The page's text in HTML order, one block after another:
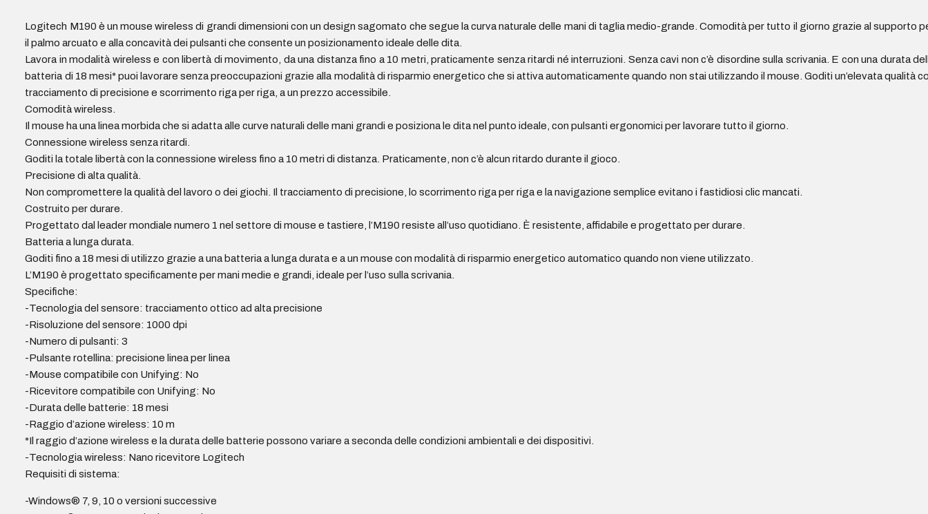
Logitech M190 è un mouse wireless di grandi dimensioni con un design sagomato che segue la curva naturale delle mani di taglia medio-grande. Comodità per tutto il giorno grazie al supporto
il palmo arcuato e alla concavità dei pulsanti che consente un posizionamento ideale delle dita.
Lavora in modalità wireless e con libertà di movimento, da una distanza fino a 10 metri, praticamente senza ritardi né interruzioni. Senza cavi non c’è disordine sulla scrivania. E con una durata
batteria di 18 mesi* puoi lavorare senza preoccupazioni grazie alla modalità di risparmio energetico che si attiva automaticamente quando non stai utilizzando il mouse. Goditi un’elevata qualità
tracciamento di precisione e scorrimento riga per riga, a un prezzo accessibile.
Comodità wireless.
Il mouse ha una linea morbida che si adatta alle curve naturali delle mani grandi e posiziona le dita nel punto ideale, con pulsanti ergonomici per lavorare tutto il giorno.
Connessione wireless senza ritardi.
Goditi la totale libertà con la connessione wireless fino a 10 metri di distanza. Praticamente, non c’è alcun ritardo durante il gioco.
Precisione di alta qualità.
Non compromettere la qualità del lavoro o dei giochi. Il tracciamento di precisione, lo scorrimento riga per riga e la navigazione semplice evitano i fastidiosi clic mancati.
Costruito per durare.
Progettato dal leader mondiale numero 1 nel settore di mouse e tastiere, l’M190 resiste all’uso quotidiano. È resistente, affidabile e progettato per durare.
Batteria a lunga durata.
Goditi fino a 18 mesi di utilizzo grazie a una batteria a lunga durata e a un mouse con modalità di risparmio energetico automatico quando non viene utilizzato.
L’M190 è progettato specificamente per mani medie e grandi, ideale per l’uso sulla scrivania.
Specifiche:
-Tecnologia del sensore: tracciamento ottico ad alta precisione
-Risoluzione del sensore: 1000 dpi
-Numero di pulsanti: 3
-Pulsante rotellina: precisione linea per linea
-Mouse compatibile con Unifying: No
-Ricevitore compatibile con Unifying: No
-Durata delle batterie: 18 mesi
-Raggio d’azione wireless: 10 m
*Il raggio d’azione wireless e la durata delle batterie possono variare a seconda delle condizioni ambientali e dei dispositivi.
-Tecnologia wireless: Nano ricevitore Logitech
Requisiti di sistema:
-Windows® 7, 9, 10 o versioni successive